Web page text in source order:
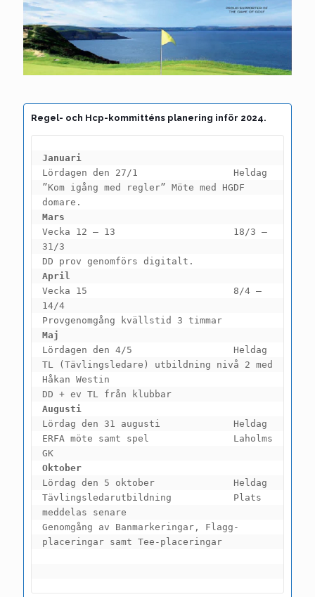
Regel- och Hcp-kommitténs planering inför 2024.
Januari
Lördagen den 27/1                 Heldag
”Kom igång med regler” Möte med HGDF
domare.
Mars
Vecka 12 – 13                     18/3 –
31/3
DD prov genomförs digitalt.
April
Vecka 15                          8/4 –
14/4
Provgenomgång kvällstid 3 timmar
Maj
Lördagen den 4/5                  Heldag
TL (Tävlingsledare) utbildning nivå 2 med
Håkan Westin
DD + ev TL från klubbar
Augusti
Lördag den 31 augusti             Heldag
ERFA möte samt spel               Laholms
GK
Oktober
Lördag den 5 oktober              Heldag
Tävlingsledarutbildning           Plats
meddelas senare
Genomgång av Banmarkeringar, Flagg-
placeringar samt Tee-placeringar